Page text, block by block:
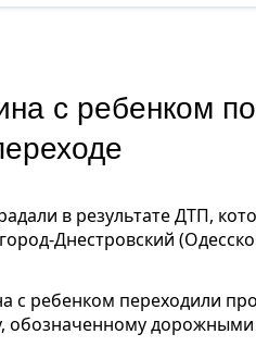
с ребенком
в результате ДТП,
Днестровский
с ребенком переходили
обозначенному